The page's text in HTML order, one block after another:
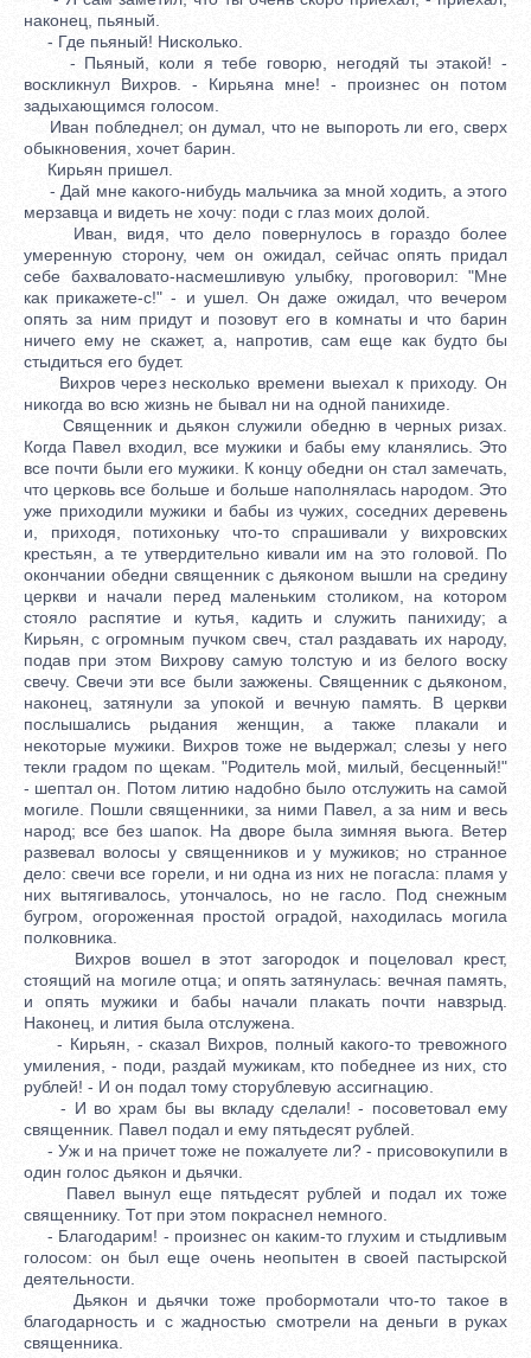
наконец, пьяный.
- Где пьяный! Нисколько.
- Пьяный, коли я тебе говорю, негодяй ты этакой! -
воскликнул Вихров. - Кирьяна мне! - произнес он потом
задыхающимся голосом.
Иван побледнел; он думал, что не выпороть ли его, сверх
обыкновения, хочет барин.
Кирьян пришел.
- Дай мне какого-нибудь мальчика за мной ходить, а этого
мерзавца и видеть не хочу: поди с глаз моих долой.
Иван, видя, что дело повернулось в гораздо более
умеренную сторону, чем он ожидал, сейчас опять придал
себе бахваловато-насмешливую улыбку, проговорил: "Мне
как прикажете-с!" - и ушел. Он даже ожидал, что вечером
опять за ним придут и позовут его в комнаты и что барин
ничего ему не скажет, а, напротив, сам еще как будто бы
стыдиться его будет.
Вихров через несколько времени выехал к приходу. Он
никогда во всю жизнь не бывал ни на одной панихиде.
Священник и дьякон служили обедню в черных ризах.
Когда Павел входил, все мужики и бабы ему кланялись. Это
все почти были его мужики. К концу обедни он стал замечать,
что церковь все больше и больше наполнялась народом. Это
уже приходили мужики и бабы из чужих, соседних деревень
и, приходя, потихоньку что-то спрашивали у вихровских
крестьян, а те утвердительно кивали им на это головой. По
окончании обедни священник с дьяконом вышли на средину
церкви и начали перед маленьким столиком, на котором
стояло распятие и кутья, кадить и служить панихиду; а
Кирьян, с огромным пучком свеч, стал раздавать их народу,
подав при этом Вихрову самую толстую и из белого воску
свечу. Свечи эти все были зажжены. Священник с дьяконом,
наконец, затянули за упокой и вечную память. В церкви
послышались рыдания женщин, а также плакали и
некоторые мужики. Вихров тоже не выдержал; слезы у него
текли градом по щекам. "Родитель мой, милый, бесценный!"
- шептал он. Потом литию надобно было отслужить на самой
могиле. Пошли священники, за ними Павел, а за ним и весь
народ; все без шапок. На дворе была зимняя вьюга. Ветер
развевал волосы у священников и у мужиков; но странное
дело: свечи все горели, и ни одна из них не погасла: пламя у
них вытягивалось, утончалось, но не гасло. Под снежным
бугром, огороженная простой оградой, находилась могила
полковника.
Вихров вошел в этот загородок и поцеловал крест,
стоящий на могиле отца; и опять затянулась: вечная память,
и опять мужики и бабы начали плакать почти навзрыд.
Наконец, и лития была отслужена.
- Кирьян, - сказал Вихров, полный какого-то тревожного
умиления, - поди, раздай мужикам, кто победнее из них, сто
рублей! - И он подал тому сторублевую ассигнацию.
- И во храм бы вы вкладу сделали! - посоветовал ему
священник. Павел подал и ему пятьдесят рублей.
- Уж и на причет тоже не пожалуете ли? - присовокупили в
один голос дьякон и дьячки.
Павел вынул еще пятьдесят рублей и подал их тоже
священнику. Тот при этом покраснел немного.
- Благодарим! - произнес он каким-то глухим и стыдливым
голосом: он был еще очень неопытен в своей пастырской
деятельности.
Дьякон и дьячки тоже пробормотали что-то такое в
благодарность и с жадностью смотрели на деньги в руках
священника.